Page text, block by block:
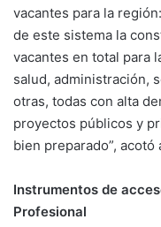
vacantes para la
de este sistema la
vacantes en total para
salud, administración,
otras, todas con alta
proyectos públicos y
bien preparado”, acotó
Instrumentos de
Profesional